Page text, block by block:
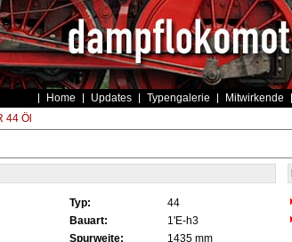
Home Updates Typengalerie Mitwirkende
44 Öl
Typ: 44
Bauart: 1'E-h3
Spurweite:
1435 mm